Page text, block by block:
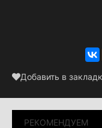
Добавить в
РЕКОМЕНДУЕМ